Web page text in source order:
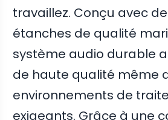
travaillez. Conçu avec
étanches de qualité
système audio durable
de haute qualité même
environnements de
exigeants. Grâce à une